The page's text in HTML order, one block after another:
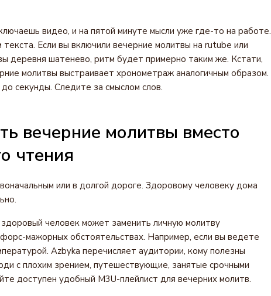
видео, и на пятой минуте мысли уже где-то на работе.
Если вы включили вечерние молитвы на rutube или
деревня шатенево, ритм будет примерно таким же. Кстати,
молитвы выстраивает хронометраж аналогичным образом.
секунды. Следите за смыслом слов.
вечерние молитвы вместо
чтения
или в долгой дороге. Здоровому человеку дома
человек может заменить личную молитву
мажорных обстоятельствах. Например, если вы ведете
Azbyka перечисляет аудитории, кому полезны
с плохим зрением, путешествующие, занятые срочными
доступен удобный M3U-плейлист для вечерних молитв.